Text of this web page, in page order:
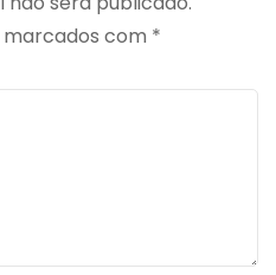
com *